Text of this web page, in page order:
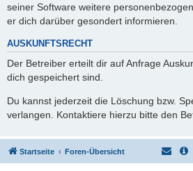
seiner Software weitere
er dich darüber gesondert informieren.
AUSKUNFTSRECHT
Der Betreiber erteilt dir auf Anfrage
dich gespeichert sind.
Du kannst jederzeit die Löschung bzw.
verlangen. Kontaktiere hierzu bitte den
Startseite Foren-Übersicht